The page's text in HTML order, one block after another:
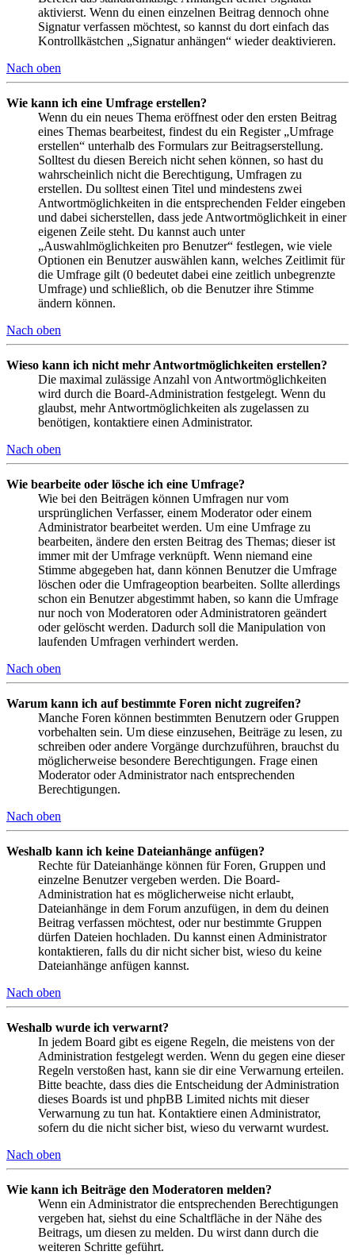
aktivierst. Wenn du einen einzelnen Beitrag dennoch ohne
Signatur verfassen möchtest, so kannst du dort einfach das
Kontrollkästchen „Signatur anhängen“ wieder deaktivieren.
Nach oben
Wie kann ich eine Umfrage erstellen?
Wenn du ein neues Thema eröffnest oder den ersten Beitrag
eines Themas bearbeitest, findest du ein Register „Umfrage
erstellen“ unterhalb des Formulars zur Beitragserstellung.
Solltest du diesen Bereich nicht sehen können, so hast du
wahrscheinlich nicht die Berechtigung, Umfragen zu
erstellen. Du solltest einen Titel und mindestens zwei
Antwortmöglichkeiten in die entsprechenden Felder eingeben
und dabei sicherstellen, dass jede Antwortmöglichkeit in einer
eigenen Zeile steht. Du kannst auch unter
„Auswahlmöglichkeiten pro Benutzer“ festlegen, wie viele
Optionen ein Benutzer auswählen kann, welches Zeitlimit für
die Umfrage gilt (0 bedeutet dabei eine zeitlich unbegrenzte
Umfrage) und schließlich, ob die Benutzer ihre Stimme
ändern können.
Nach oben
Wieso kann ich nicht mehr Antwortmöglichkeiten erstellen?
Die maximal zulässige Anzahl von Antwortmöglichkeiten
wird durch die Board-Administration festgelegt. Wenn du
glaubst, mehr Antwortmöglichkeiten als zugelassen zu
benötigen, kontaktiere einen Administrator.
Nach oben
Wie bearbeite oder lösche ich eine Umfrage?
Wie bei den Beiträgen können Umfragen nur vom
ursprünglichen Verfasser, einem Moderator oder einem
Administrator bearbeitet werden. Um eine Umfrage zu
bearbeiten, ändere den ersten Beitrag des Themas; dieser ist
immer mit der Umfrage verknüpft. Wenn niemand eine
Stimme abgegeben hat, dann können Benutzer die Umfrage
löschen oder die Umfrageoption bearbeiten. Sollte allerdings
schon ein Benutzer abgestimmt haben, so kann die Umfrage
nur noch von Moderatoren oder Administratoren geändert
oder gelöscht werden. Dadurch soll die Manipulation von
laufenden Umfragen verhindert werden.
Nach oben
Warum kann ich auf bestimmte Foren nicht zugreifen?
Manche Foren können bestimmten Benutzern oder Gruppen
vorbehalten sein. Um diese einzusehen, Beiträge zu lesen, zu
schreiben oder andere Vorgänge durchzuführen, brauchst du
möglicherweise besondere Berechtigungen. Frage einen
Moderator oder Administrator nach entsprechenden
Berechtigungen.
Nach oben
Weshalb kann ich keine Dateianhänge anfügen?
Rechte für Dateianhänge können für Foren, Gruppen und
einzelne Benutzer vergeben werden. Die Board-
Administration hat es möglicherweise nicht erlaubt,
Dateianhänge in dem Forum anzufügen, in dem du deinen
Beitrag verfassen möchtest, oder nur bestimmte Gruppen
dürfen Dateien hochladen. Du kannst einen Administrator
kontaktieren, falls du dir nicht sicher bist, wieso du keine
Dateianhänge anfügen kannst.
Nach oben
Weshalb wurde ich verwarnt?
In jedem Board gibt es eigene Regeln, die meistens von der
Administration festgelegt werden. Wenn du gegen eine dieser
Regeln verstoßen hast, kann sie dir eine Verwarnung erteilen.
Bitte beachte, dass dies die Entscheidung der Administration
dieses Boards ist und phpBB Limited nichts mit dieser
Verwarnung zu tun hat. Kontaktiere einen Administrator,
sofern du die nicht sicher bist, wieso du verwarnt wurdest.
Nach oben
Wie kann ich Beiträge den Moderatoren melden?
Wenn ein Administrator die entsprechenden Berechtigungen
vergeben hat, siehst du eine Schaltfläche in der Nähe des
Beitrags, um diesen zu melden. Du wirst dann durch die
weiteren Schritte geführt.